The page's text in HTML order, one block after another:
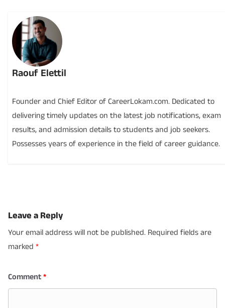
Raouf Elettil
Founder and Chief Editor of CareerLokam.com. Dedicated to
delivering timely updates on the latest job notifications, exam
results, and admission details to students and job seekers.
Possesses years of experience in the field of career guidance.
Leave a Reply
Your email address will not be published. Required fields are
marked *
Comment*